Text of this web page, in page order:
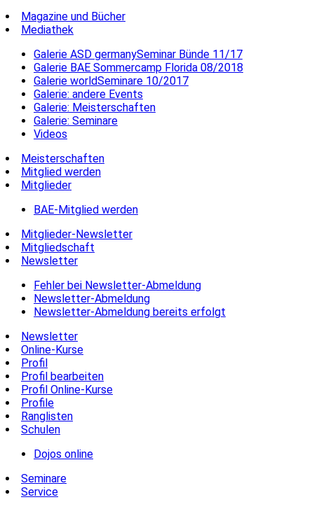
Magazine und Bücher
Mediathek
Galerie ASD germanySeminar Bünde 11/17
Galerie BAE Sommercamp Florida 08/2018
Galerie worldSeminare 10/2017
Galerie: andere Events
Galerie: Meisterschaften
Galerie: Seminare
Videos
Meisterschaften
Mitglied werden
Mitglieder
BAE-Mitglied werden
Mitglieder-Newsletter
Mitgliedschaft
Newsletter
Fehler bei Newsletter-Abmeldung
Newsletter-Abmeldung
Newsletter-Abmeldung bereits erfolgt
Newsletter
Online-Kurse
Profil
Profil bearbeiten
Profil Online-Kurse
Profile
Ranglisten
Schulen
Dojos online
Seminare
Service